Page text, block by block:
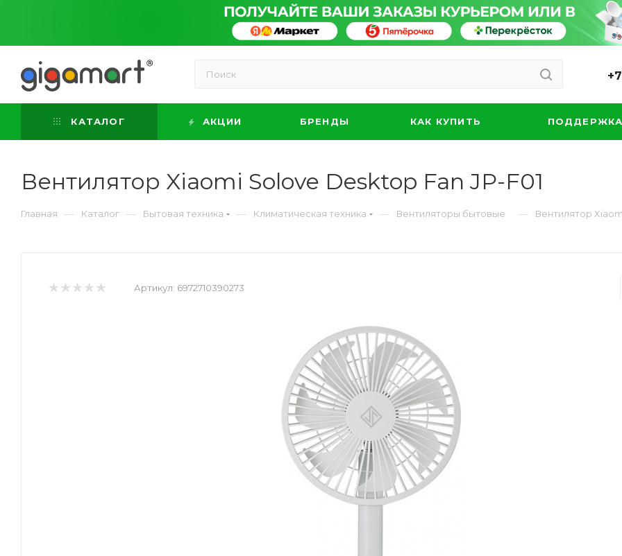
КАТАЛОГ АКЦИИ БРЕНДЫ КАК КУПИТЬ
Вентилятор Xiaomi Solove Desktop Fan JP-F01
Главная — Каталог — Бытовая техника — Климатическая техника — Вентиляторы бытовые — Вентилятор
Артикул: 6972710390273